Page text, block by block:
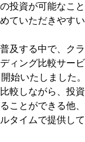
投資が可能なこ
ていただきやすい
及する中で、ク
ィング比較サー
始いたしました
較しながら、投
ことができる他
タイムで提供して